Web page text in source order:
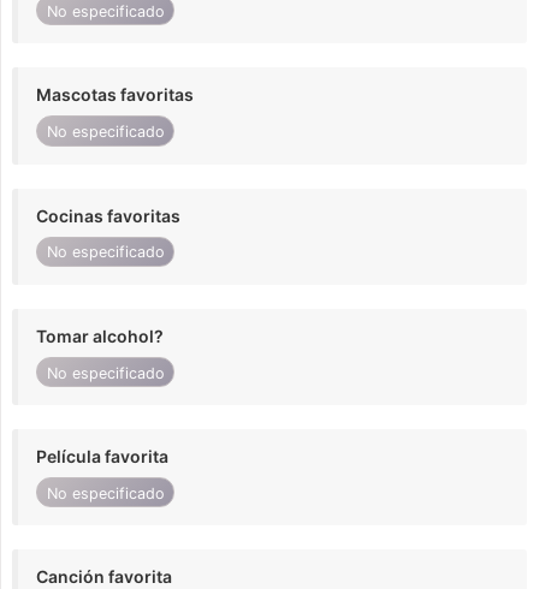
No especificado
Mascotas favoritas
No especificado
Cocinas favoritas
No especificado
Tomar alcohol?
No especificado
Película favorita
No especificado
Canción favorita